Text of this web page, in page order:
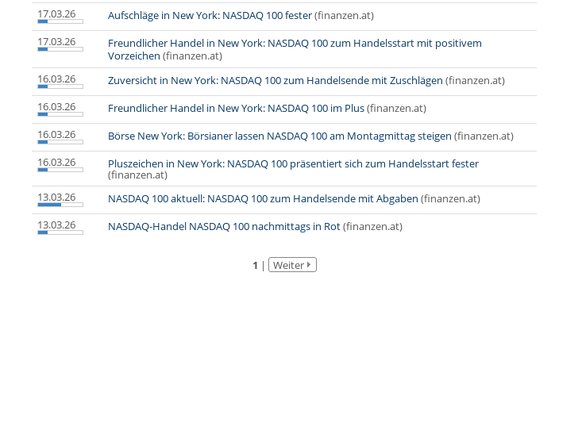
17.03.26
Aufschläge in New York: NASDAQ 100 fester(finanzen.at)
17.03.26
Freundlicher Handel in New York: NASDAQ 100 zum Handelsstart mit positivem
Vorzeichen (finanzen.at)
16.03.26
Zuversicht in New York: NASDAQ 100 zum Handelsende mit Zuschlägen (finanzen.at)
16.03.26
Freundlicher Handel in New York: NASDAQ 100 im Plus(finanzen.at)
16.03.26
Börse New York: Börsianer lassen NASDAQ 100 am Montagmittag steigen (finanzen.at)
16.03.26
Pluszeichen in New York: NASDAQ 100 präsentiert sich zum Handelsstart fester
(finanzen.at)
13.03.26
NASDAQ 100 aktuell: NASDAQ 100 zum Handelsende mit Abgaben (finanzen.at)
13.03.26
NASDAQ-Handel NASDAQ 100 nachmittags in Rot(finanzen.at)
1 | Weiter